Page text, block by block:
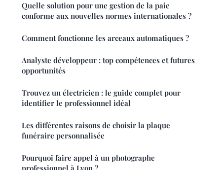
Quelle solution pour une gestion de la paie
conforme aux nouvelles normes internationales ?
Comment fonctionne les arceaux automatiques ?
Analyste développeur : top compétences et futures
opportunités
Trouvez un électricien : le guide complet pour
identifier le professionnel idéal
Les différentes raisons de choisir la plaque
funéraire personnalisée
Pourquoi faire appel à un photographe